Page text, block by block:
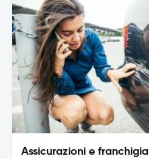
Assicurazioni e franchigia